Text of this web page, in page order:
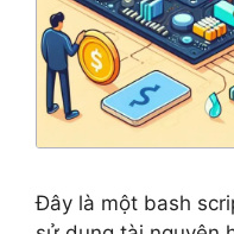
Đây là một bash